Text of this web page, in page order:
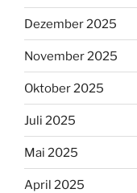
Dezember 2025
November 2025
Oktober 2025
Juli 2025
Mai 2025
April 2025